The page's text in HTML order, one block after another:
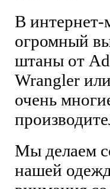
В интернет-
огромный
штаны от
Wrangler
очень
Мы делаем
нашей